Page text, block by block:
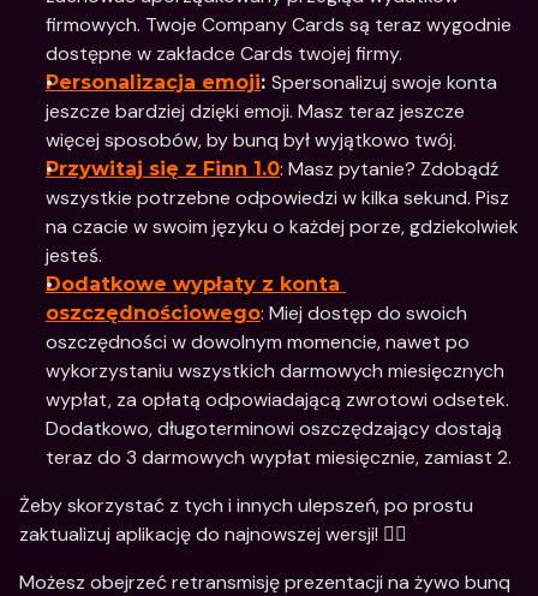
firmowych. Twoje Company Cards są teraz wygodnie
dostępne w zakładce Cards twojej firmy.
Personalizacja emoji: Spersonalizuj swoje konta
jeszcze bardziej dzięki emoji. Masz teraz jeszcze
więcej sposobów, by bunq był wyjątkowo twój.
Przywitaj się z Finn 1.0: Masz pytanie? Zdobądź
wszystkie potrzebne odpowiedzi w kilka sekund. Pisz
na czacie w swoim języku o każdej porze, gdziekolwiek
jesteś.
Dodatkowe wypłaty z konta
oszczędnościowego: Miej dostęp do swoich
oszczędności w dowolnym momencie, nawet po
wykorzystaniu wszystkich darmowych miesięcznych
wypłat, za opłatą odpowiadającą zwrotowi odsetek.
Dodatkowo, długoterminowi oszczędzający dostają
teraz do 3 darmowych wypłat miesięcznie, zamiast 2.
Żeby skorzystać z tych i innych ulepszeń, po prostu
zaktualizuj aplikację do najnowszej wersji! 🏃‍♂️
Możesz obejrzeć retransmisję prezentacji na żywo bunq